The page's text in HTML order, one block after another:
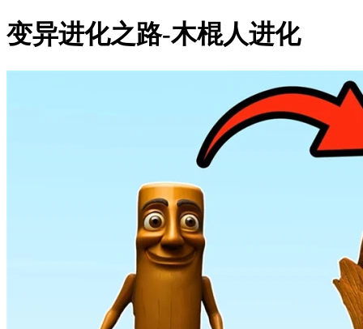
变异进化之路-木棍人进化